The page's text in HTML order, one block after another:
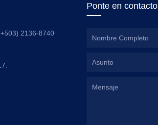
2136-8740
Ponte en contacto